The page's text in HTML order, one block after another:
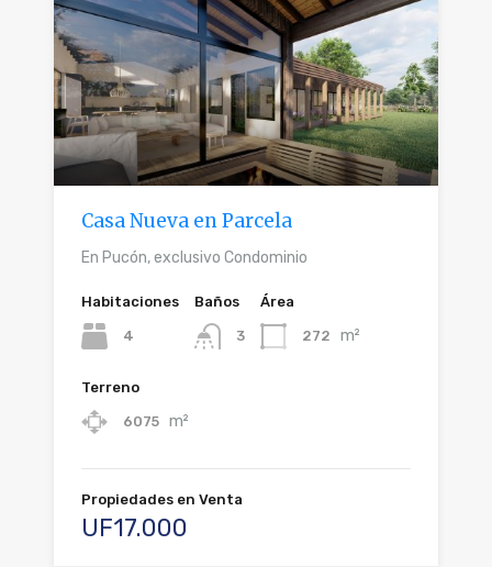
Casa Nueva en Parcela
En Pucón, exclusivo Condominio
Habitaciones
4
Baños
3
Área
272 m²
Terreno
6075 m²
Propiedades en Venta
UF17.000